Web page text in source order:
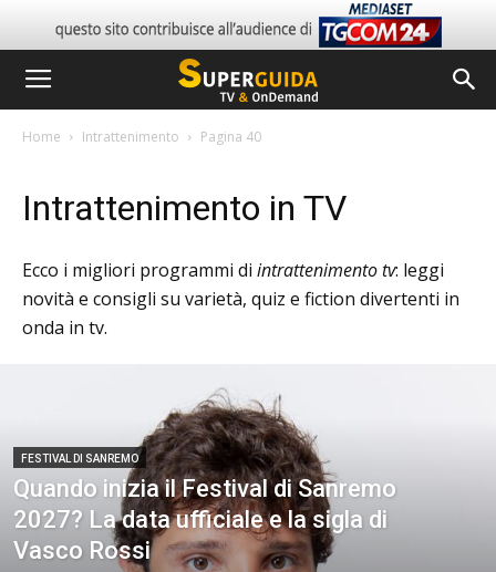
Home Intrattenimento Pagina 40
Intrattenimento in TV
Ecco i migliori programmi di intrattenimento tv: leggi
novità e consigli su varietà, quiz e fiction divertenti in
onda in tv.
FESTIVAL DI SANREMO
Quando inizia il Festival di Sanremo
2027? La data ufficiale e la sigla di
Vasco Rossi